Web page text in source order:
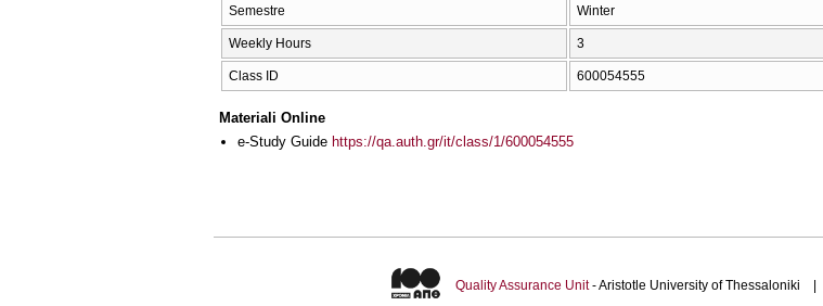
Semestre Winter
Weekly Hours 3
Class ID 600054555
Materiali Online
e-Study Guide https://qa.auth.gr/it/class/1/600054555
Quality Assurance Unit- Aristotle University of Thessaloniki |